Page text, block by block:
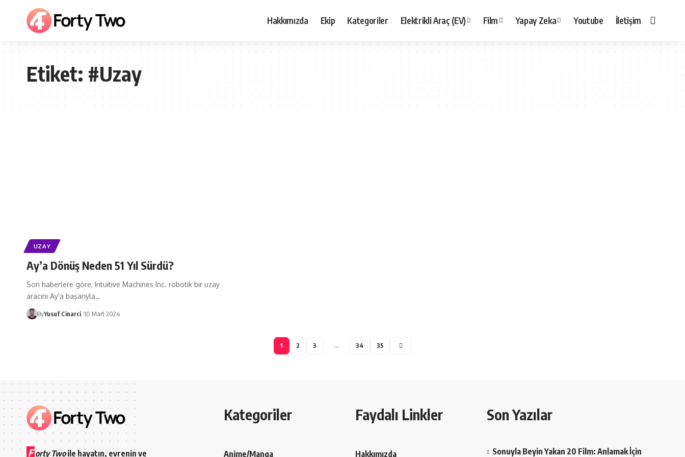
Hakkımızda Ekip Kategoriler Elektrikli Araç (EV) Film Yapay Zeka Youtube İletişim
Etiket:#Uzay
UZAY
Ay’a Dönüş Neden 51 Yıl Sürdü?
Son haberlere göre, Intuitive Machines Inc. robotik bir uzay
aracını Ay'a başarıyla…
ByYusuf Cinarci 10 Mart 2024
1 2 3 … 34 35
F orty Twoile hayatın, evrenin ve
Kategoriler
Anime/Manga
Faydalı Linkler
Hakkımızda
Son Yazılar
Sonuyla Beyin Yakan 20 Film: Anlamak İçin